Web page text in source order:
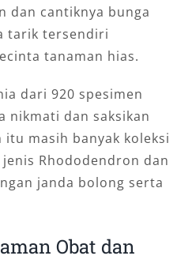
dan cantiknya bunga
tarik tersendiri
tanaman hias.
dari 920 spesimen
nikmati dan saksikan
itu masih banyak koleksi
Rhododendron dan
janda bolong serta
Obat dan